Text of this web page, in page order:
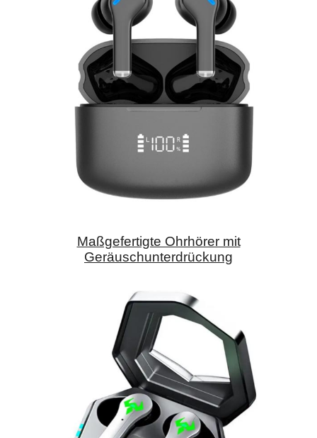
Maßgefertigte Ohrhörer mit
Geräuschunterdrückung